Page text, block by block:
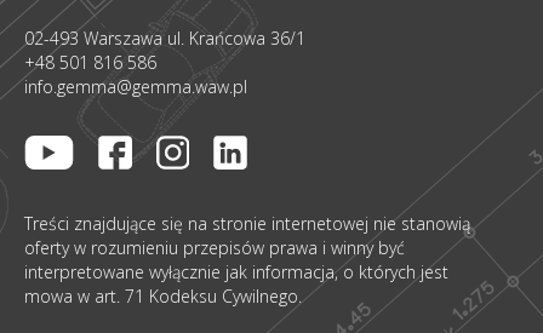
Treści znajdujące się na stronie internetowej nie stanowią
oferty w rozumieniu przepisów prawa i winny być
interpretowane wyłącznie jak informacja, o których jest
mowa w art. 71 Kodeksu Cywilnego.
02-493 Warszawa ul. Krańcowa 36/1
+48 501 816 586
info.gemma@gemma.waw.pl